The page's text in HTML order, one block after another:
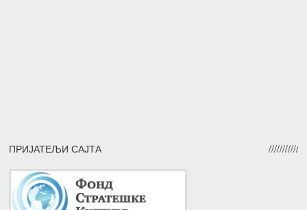
ПРИЈАТЕЉИ САЈТА